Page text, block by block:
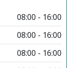
08:00 - 16:00
08:00 - 16:00
08:00 - 16:00